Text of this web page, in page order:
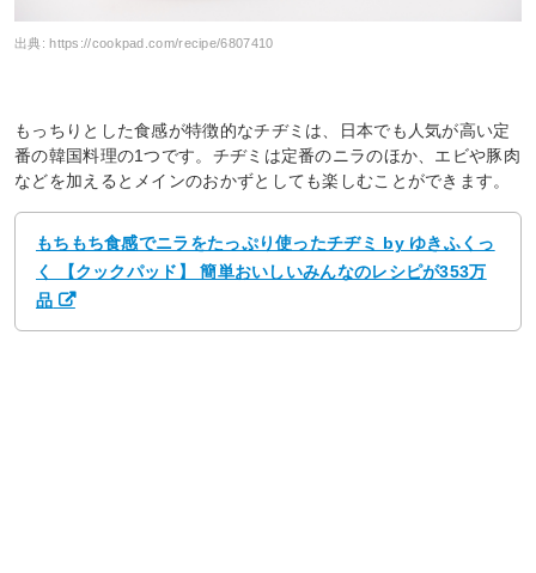
出典: https://cookpad.com/recipe/6807410
もっちりとした食感が特徴的なチヂミは、日本でも人気が高い定
番の韓国料理の1つです。チヂミは定番のニラのほか、エビや豚肉
などを加えるとメインのおかずとしても楽しむことができます。
もちもち食感でニラをたっぷり使ったチヂミ by ゆきふくっ
く 【クックパッド】 簡単おいしいみんなのレシピが353万
品